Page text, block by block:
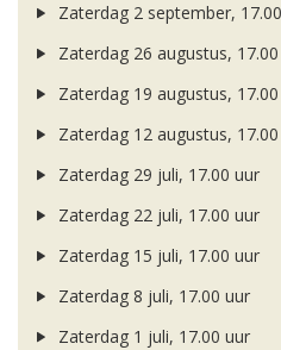
Zaterdag 2 september,
Zaterdag 26 augustus,
Zaterdag 19 augustus,
Zaterdag 12 augustus,
Zaterdag 29 juli, 17.00 uur
Zaterdag 22 juli, 17.00 uur
Zaterdag 15 juli, 17.00 uur
Zaterdag 8 juli, 17.00 uur
Zaterdag 1 juli, 17.00 uur